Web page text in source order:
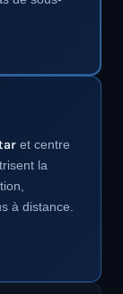
et centre
la
à distance.